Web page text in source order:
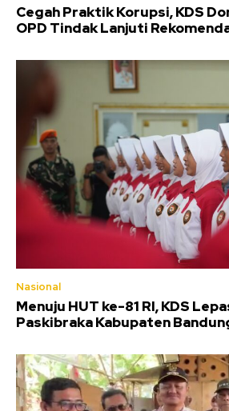
Cegah Praktik Korupsi, KDS
OPD Tindak Lanjuti
Nasional
Menuju HUT ke-81 RI, KDS
Paskibraka Kabupaten